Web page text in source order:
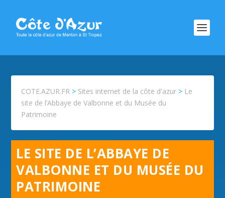
COTE.AZUR.FR > Sites internet de la côte d'azur > Le
site de l’Abbaye de Valbonne et du Musée du
Patrimoine
LE SITE DE L’ABBAYE DE
VALBONNE ET DU MUSÉE DU
PATRIMOINE